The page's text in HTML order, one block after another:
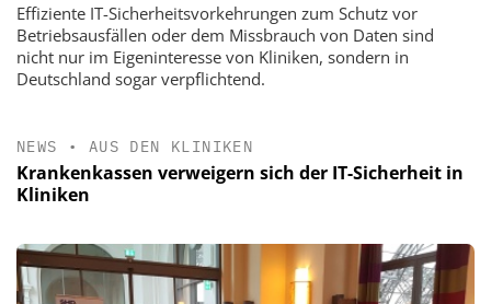
Effiziente IT-Sicherheitsvorkehrungen zum Schutz vor
Betriebsausfällen oder dem Missbrauch von Daten sind
nicht nur im Eigeninteresse von Kliniken, sondern in
Deutschland sogar verpflichtend.
NEWS • AUS DEN KLINIKEN
Krankenkassen verweigern sich der IT-Sicherheit in
Kliniken